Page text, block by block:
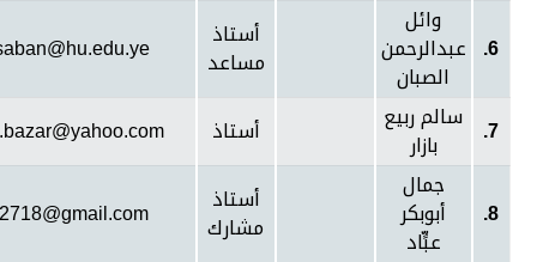
6.
وائل
عبدالرحمن
الصبان
أستاذ
مساعد
7. سالم ربيع
بازار أستاذ
8.
جمال
أبوبكر
عبٍّاد
أستاذ
مشارك